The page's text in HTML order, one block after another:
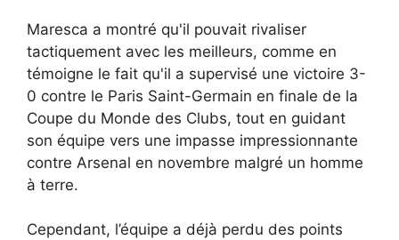
Maresca a montré qu'il pouvait rivaliser
tactiquement avec les meilleurs, comme en
témoigne le fait qu'il a supervisé une victoire 3-
0 contre le Paris Saint-Germain en finale de la
Coupe du Monde des Clubs, tout en guidant
son équipe vers une impasse impressionnante
contre Arsenal en novembre malgré un homme
à terre.
Cependant, l’équipe a déjà perdu des points